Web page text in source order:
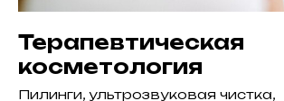
Терапевтическая
косметология
Пилинги, ультрозвуковая чистка,